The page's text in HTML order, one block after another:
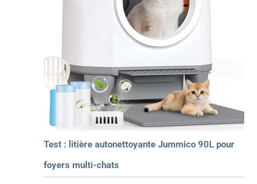
Test : litière autonettoyante Jummico 90L pour
foyers multi-chats